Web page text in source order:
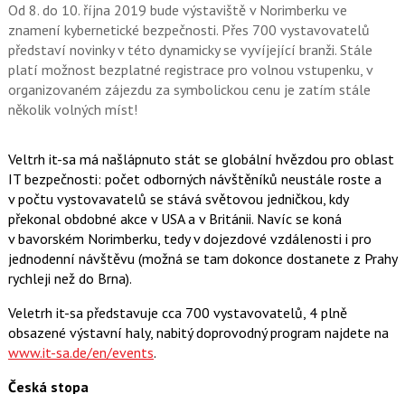
Od 8. do 10. října 2019 bude výstaviště v Norimberku ve
znamení kybernetické bezpečnosti. Přes 700 vystavovatelů
představí novinky v této dynamicky se vyvíjející branži. Stále
platí možnost bezplatné registrace pro volnou vstupenku, v
organizovaném zájezdu za symbolickou cenu je zatím stále
několik volných míst!
Veltrh it-sa má našlápnuto stát se globální hvězdou pro oblast
IT bezpečnosti: počet odborných návštěníků neustále roste a
v počtu vystovavatelů se stává světovou jedničkou, kdy
překonal obdobné akce v USA a v Británii. Navíc se koná
v bavorském Norimberku, tedy v dojezdové vzdálenosti i pro
jednodenní návštěvu (možná se tam dokonce dostanete z Prahy
rychleji než do Brna).
Veletrh it-sa představuje cca 700 vystavovatelů, 4 plně
obsazené výstavní haly, nabitý doprovodný program najdete na
www.it-sa.de/en/events.
Česká stopa